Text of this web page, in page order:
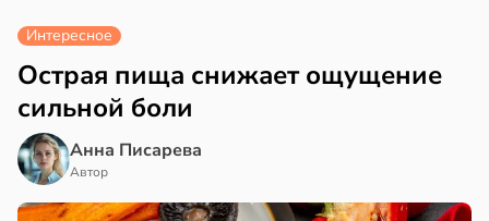
Интересное
Острая пища снижает ощущение
сильной боли
Анна Писарева
Автор